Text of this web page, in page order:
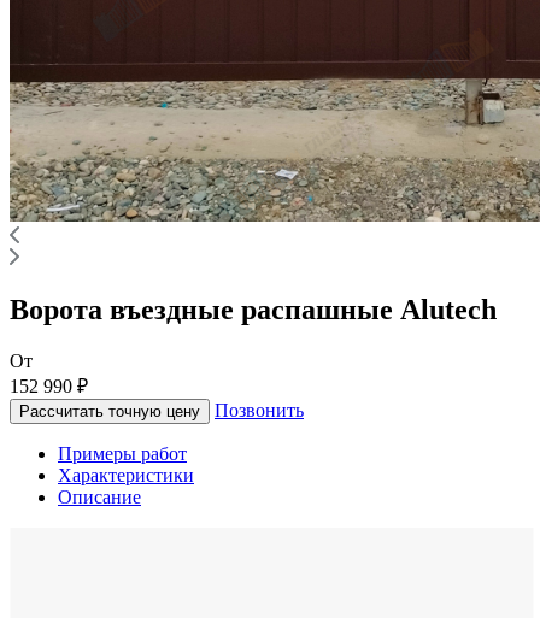
Ворота въездные распашные Alutech
От
152 990 ₽
Рассчитать точную цену Позвонить
Примеры работ
Характеристики
Описание